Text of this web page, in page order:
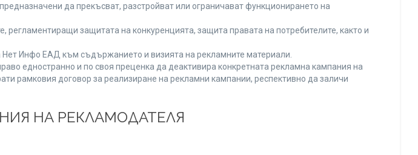
да прекъсват, разстройват или ограничават функционирането на
защитата на конкуренцията, защита правата на потребителите, както и
Нет Инфо ЕАД към съдържанието и визията на рекламните материали.
едностранно и по своя преценка да деактивира конкретната рекламна кампания на
рамковия договор за реализиране на рекламни кампании, респективно да заличи
НА РЕКЛАМОДАТЕЛЯ